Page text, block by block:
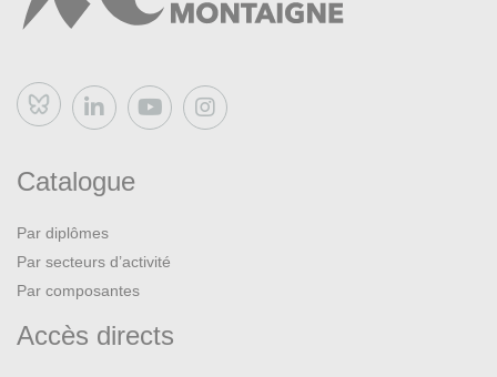
Bluesky
Catalogue
Par diplômes
Par secteurs d’activité
Par composantes
Accès directs